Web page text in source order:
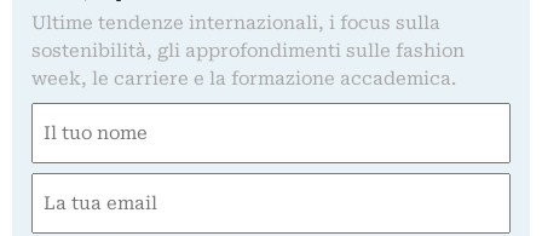
Ultime tendenze internazionali, i focus sulla
sostenibilità, gli approfondimenti sulle fashion
week, le carriere e la formazione accademica.
(Required)
(Required)